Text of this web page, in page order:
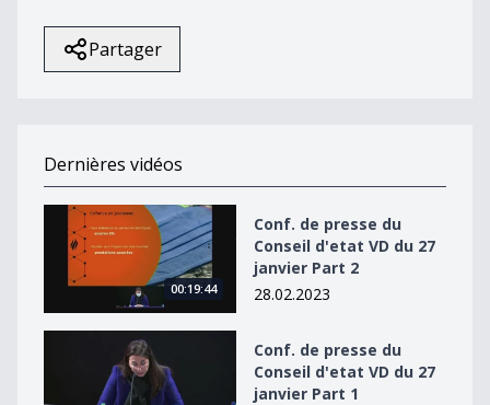
Partager
Dernières vidéos
Conf. de presse du Conseil d&#039;etat VD du 27
00:19:44
Conf. de presse du
Conseil d'etat VD du 27
janvier Part 2
28.02.2023
Conf. de presse du Conseil d&#039;etat VD du 27
Conf. de presse du
Conseil d'etat VD du 27
janvier Part 1